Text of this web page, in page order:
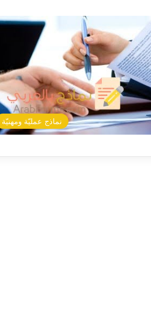
نماذج عمليّة ومهنيّة